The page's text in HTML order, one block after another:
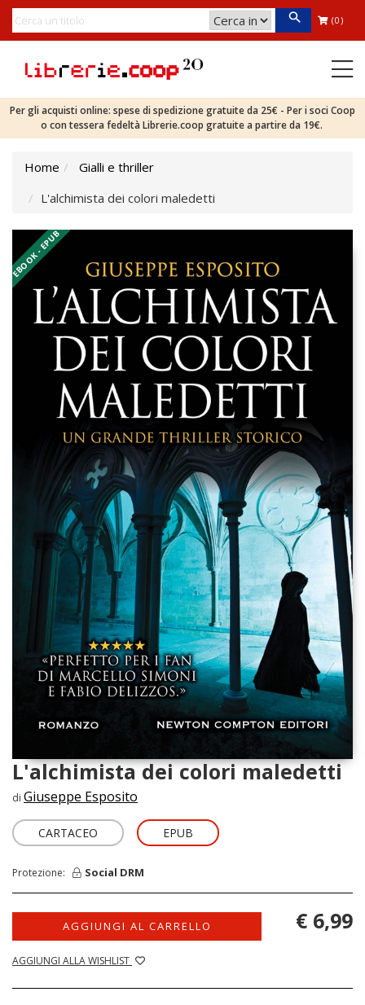
(0)
Per gli acquisti online: spese di spedizione gratuite da 25€ - Per i soci Coop
o con tessera fedeltà Librerie.coop gratuite a partire da 19€.
Home
Gialli e thriller
L'alchimista dei colori maledetti
EBOOK - EPUB
L'alchimista dei colori maledetti
di Giuseppe Esposito
CARTACEO EPUB
Protezione: Social DRM
AGGIUNGI AL CARRELLO
AGGIUNGI ALLA WISHLIST
€ 6,99